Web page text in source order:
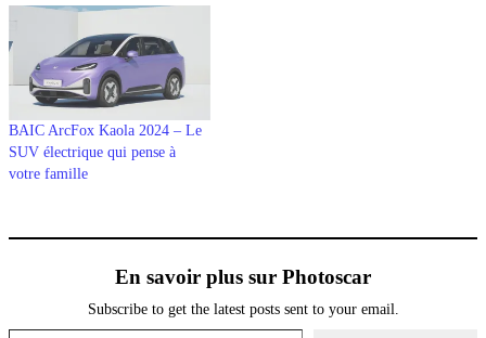
BAIC ArcFox Kaola 2024 – Le
SUV électrique qui pense à
votre famille
En savoir plus sur Photoscar
Subscribe to get the latest posts sent to your email.
Saisissez votre adresse e-mail…